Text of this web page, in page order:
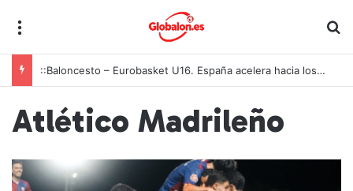
::Baloncesto – Eurobasket U16. España acelera hacia los octavos tras una exhibición colectiva ante Georgia
Atlético Madrileño